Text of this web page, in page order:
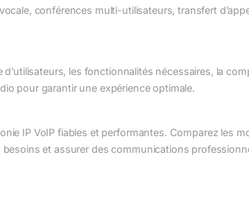
conférences multi-utilisateurs, transfert
les fonctionnalités nécessaires, la
pour garantir une expérience optimale.
IP VoIP fiables et performantes. Comparez les
et assurer des communications